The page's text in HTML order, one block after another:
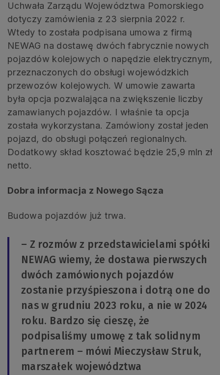
Uchwała Zarządu Województwa Pomorskiego
dotyczy zamówienia z 23 sierpnia 2022 r.
Wtedy to została podpisana umowa z firmą
NEWAG na dostawę dwóch fabrycznie nowych
pojazdów kolejowych o napędzie elektrycznym,
przeznaczonych do obsługi wojewódzkich
przewozów kolejowych. W umowie zawarta
była opcja pozwalająca na zwiększenie liczby
zamawianych pojazdów. I właśnie ta opcja
została wykorzystana. Zamówiony został jeden
pojazd, do obsługi połączeń regionalnych.
Dodatkowy skład kosztować będzie 25,9 mln zł
netto.
Dobra informacja z Nowego Sącza
Budowa pojazdów już trwa.
– Z rozmów z przedstawicielami spółki
NEWAG wiemy, że dostawa pierwszych
dwóch zamówionych pojazdów
zostanie przyśpieszona i dotrą one do
nas w grudniu 2023 roku, a nie w 2024
roku. Bardzo się cieszę, że
podpisaliśmy umowę z tak solidnym
partnerem – mówi Mieczysław Struk,
marszałek województwa